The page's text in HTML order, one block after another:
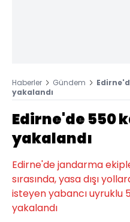
Haberler Gündem
yakalandı
Edirne'de 550
yakalandı
Edirne'de jandarma
sırasında, yasa dışı
isteyen yabancı uyruklu
yakalandı